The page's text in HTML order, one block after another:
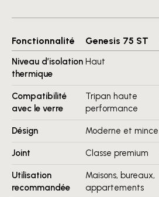
Fonctionnalité Genesis 75 ST
Niveau d’isolation
thermique
Haut
Compatibilité
avec le verre
Tripan haute
performance
Désign Moderne et mince
Joint Classe premium
Utilisation
recommandée
Maisons, bureaux,
appartements